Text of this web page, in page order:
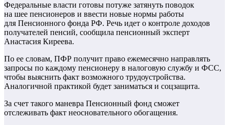
Федеральные власти готовы потуже затянуть поводок
на шее пенсионеров и ввести новые нормы работы
для Пенсионного фонда РФ. Речь идет о контроле доходов
получателей пенсий, сообщила пенсионный эксперт
Анастасия Киреева.
По ее словам, ПФР получит право ежемесячно направлять
запросы по каждому пенсионеру в налоговую службу и ФСС,
чтобы выяснить факт возможного трудоустройства.
Аналогичной практикой будет заниматься и соцзащита.
За счет такого маневра Пенсионный фонд сможет
отслеживать факт неосновательного обогащения.